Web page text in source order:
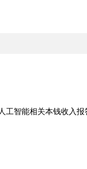
智能相关本钱收入报